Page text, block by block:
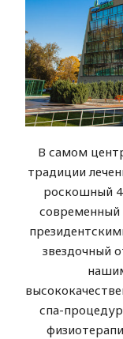
В самом
традиции
роскошный
современный
звездочный
спа-